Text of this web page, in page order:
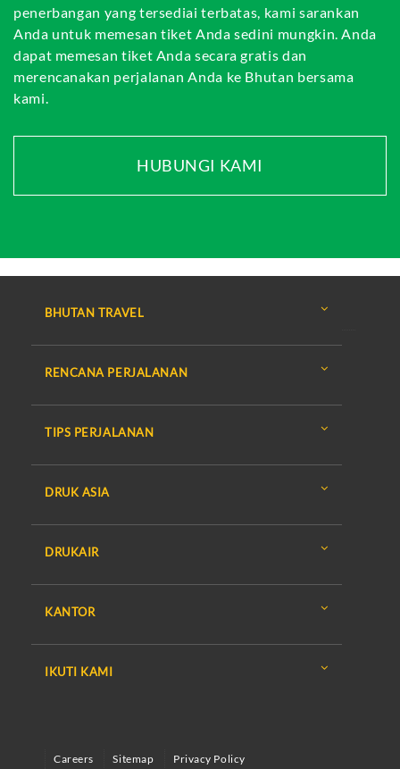
penerbangan yang tersediai terbatas, kami sarankan
Anda untuk memesan tiket Anda sedini mungkin. Anda
dapat memesan tiket Anda secara gratis dan
merencanakan perjalanan Anda ke Bhutan bersama
kami.
HUBUNGI KAMI
BHUTAN TRAVEL
RENCANA PERJALANAN
TIPS PERJALANAN
DRUK ASIA
DRUKAIR
KANTOR
IKUTI KAMI
Careers Sitemap Privacy Policy